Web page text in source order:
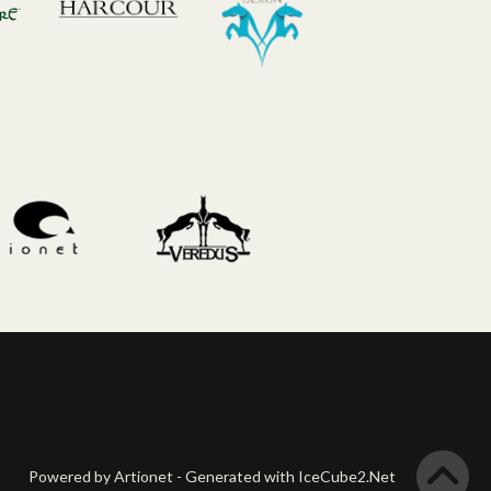
Powered by Artionet - Generated with IceCube2.Net